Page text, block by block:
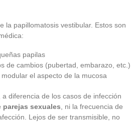
la papillomatosis vestibular. Estos son
papilas
de cambios (pubertad, embarazo, etc.)
el aspecto de la mucosa
diferencia de los casos de infección
parejas sexuales , ni la frecuencia de
Lejos de ser transmisible, no